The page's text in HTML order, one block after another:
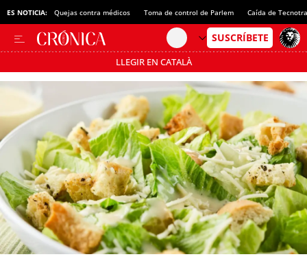
ES NOTICIA: Quejas contra médicos Toma de control de Parlem Caída de
LLEGIR EN CATALÀ
Pásate al MODO AHORRO